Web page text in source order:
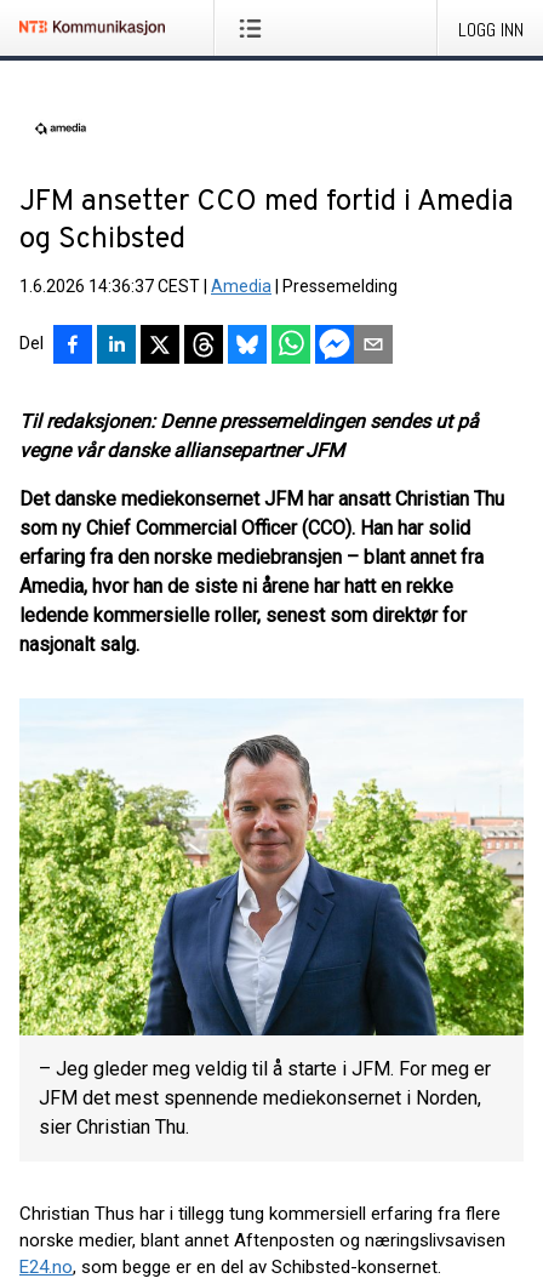
LOGG INN
JFM ansetter CCO med fortid i Amedia
og Schibsted
1.6.2026 14:36:37 CEST Amedia Pressemelding
Del
Til redaksjonen: Denne pressemeldingen sendes ut på
vegne vår danske alliansepartner JFM
Det danske mediekonsernet JFM har ansatt Christian Thu
som ny Chief Commercial Officer (CCO). Han har solid
erfaring fra den norske mediebransjen – blant annet fra
Amedia, hvor han de siste ni årene har hatt en rekke
ledende kommersielle roller, senest som direktør for
nasjonalt salg.
– Jeg gleder meg veldig til å starte i JFM. For meg er
JFM det mest spennende mediekonsernet i Norden,
sier Christian Thu.
Christian Thus har i tillegg tung kommersiell erfaring fra flere
norske medier, blant annet Aftenposten og næringslivsavisen
E24.no, som begge er en del av Schibsted-konsernet.